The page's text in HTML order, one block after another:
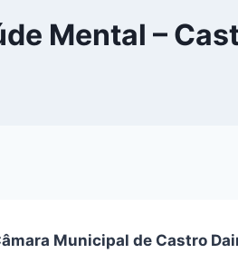
Mental –
Municipal de Castro